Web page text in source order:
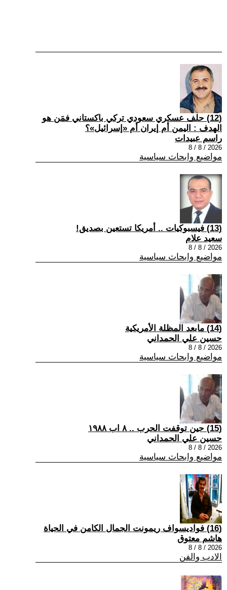
(12) حلف عسكري سعودي تركي باكستاني فمَن هو
الهدف : اليمن أم إيران أم «إسرائيل»؟
راسم عبيدات
2026 / 8 / 8
مواضيع وابحاث سياسية
(13) فيسبوكيات .. أمريكا تستعين بصديق!
سعيد علام
2026 / 8 / 8
مواضيع وابحاث سياسية
(14) مابعد المظلة الأمريكية
حسين علي الحمداني
2026 / 8 / 8
مواضيع وابحاث سياسية
(15) حين توقفت الحرب .. ٨ اب ١٩٨٨
حسين علي الحمداني
2026 / 8 / 8
مواضيع وابحاث سياسية
(16) فواديسواف ريمونت الجمال الكامن في الحياة
هاشم معتوق
2026 / 8 / 8
الادب والفن